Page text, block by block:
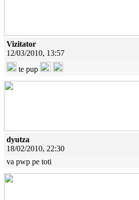
Vizitator
12/03/2010, 13:57
te pup
dyutza
18/02/2010, 22:30
va pwp pe toti